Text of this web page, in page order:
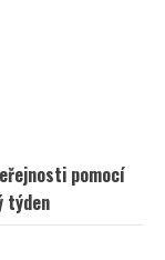
pomocí
týden